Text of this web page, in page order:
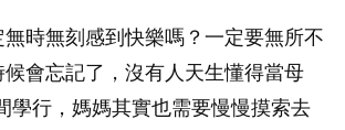
時無刻感到快樂嗎？一定要無所不
會忘記了，沒有人天生懂得當母
學行，媽媽其實也需要慢慢摸索去